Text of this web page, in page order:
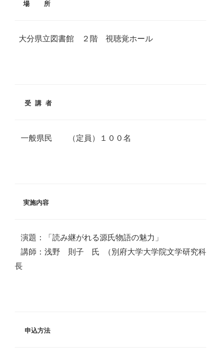
場 所
大分県立図書館 ２階 視聴覚ホール
受 講 者
一般県民 （定員）１００名
実施内容
演題：「読み継がれる源氏物語の魅力」
講師：浅野 則子 氏 （別府大学大学院文学研究科
長
申込方法